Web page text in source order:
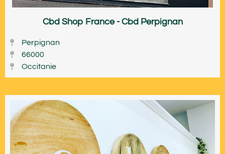
Cbd Shop France - Cbd Perpignan
Perpignan
66000
Occitanie